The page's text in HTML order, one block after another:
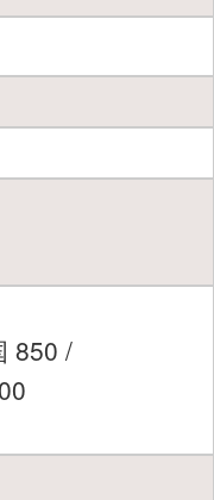
850 /